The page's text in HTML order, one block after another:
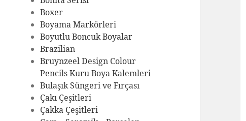
Boxer
Boyama Markörleri
Boyutlu Boncuk Boyalar
Brazilian
Bruynzeel Design Colour
Pencils Kuru Boya Kalemleri
Bulaşık Süngeri ve Fırçası
Çakı Çeşitleri
Çakka Çeşitleri